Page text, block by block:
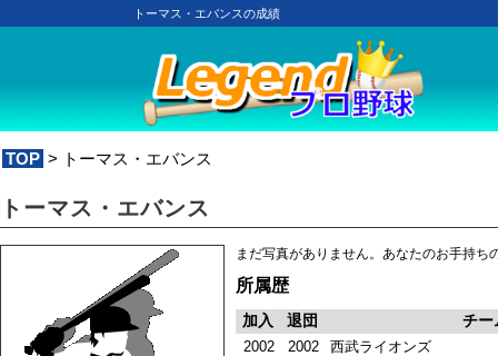
トーマス・エバンスの成績
TOP > トーマス・エバンス
トーマス・エバンス
まだ写真がありません。あなたのお手持ち
所属歴
加入 退団 チー
2002 2002 西武ライオンズ